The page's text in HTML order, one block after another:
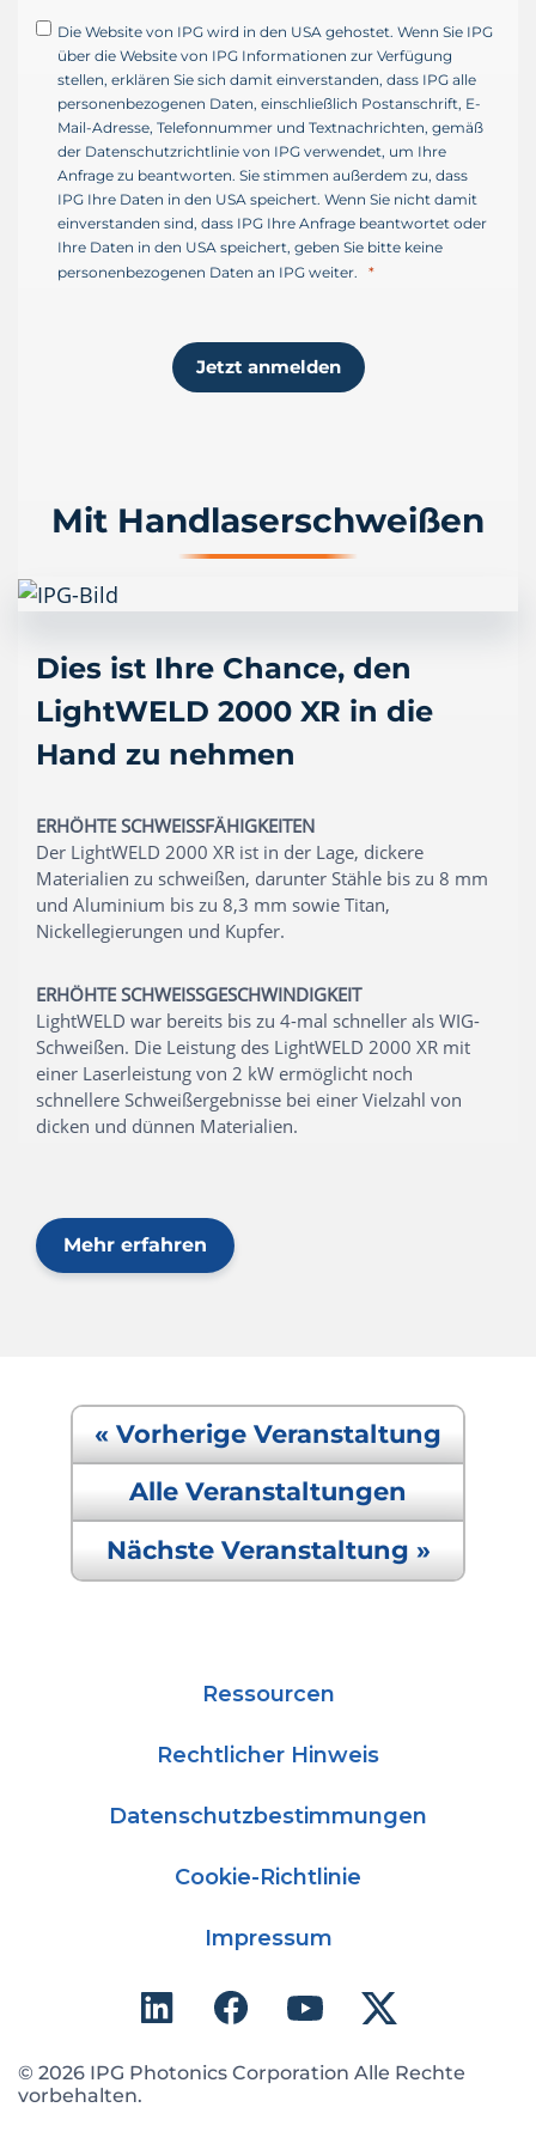
a
t
e
n
+
1
Die Website von IPG wird in den USA gehostet. Wenn Sie IPG
über die Website von IPG Informationen zur Verfügung
stellen, erklären Sie sich damit einverstanden, dass IPG alle
personenbezogenen Daten, einschließlich Postanschrift, E-
Mail-Adresse, Telefonnummer und Textnachrichten, gemäß
der Datenschutzrichtlinie von IPG verwendet, um Ihre
Anfrage zu beantworten. Sie stimmen außerdem zu, dass
IPG Ihre Daten in den USA speichert. Wenn Sie nicht damit
einverstanden sind, dass IPG Ihre Anfrage beantwortet oder
Ihre Daten in den USA speichert, geben Sie bitte keine
personenbezogenen Daten an IPG weiter.
Jetzt anmelden
Mit Handlaserschweißen
Dies ist Ihre Chance, den
LightWELD 2000 XR in die
Hand zu nehmen
ERHÖHTE SCHWEISSFÄHIGKEITEN
Der LightWELD 2000 XR ist in der Lage, dickere
Materialien zu schweißen, darunter Stähle bis zu 8 mm
und Aluminium bis zu 8,3 mm sowie Titan,
Nickellegierungen und Kupfer.
ERHÖHTE SCHWEISSGESCHWINDIGKEIT
LightWELD war bereits bis zu 4-mal schneller als WIG-
Schweißen. Die Leistung des LightWELD 2000 XR mit
einer Laserleistung von 2 kW ermöglicht noch
schnellere Schweißergebnisse bei einer Vielzahl von
dicken und dünnen Materialien.
Mehr erfahren
« Vorherige Veranstaltung
Alle Veranstaltungen
Nächste Veranstaltung »
Ressourcen
Rechtlicher Hinweis
Datenschutzbestimmungen
Cookie-Richtlinie
Impressum
© 2026 IPG Photonics Corporation Alle Rechte
vorbehalten.